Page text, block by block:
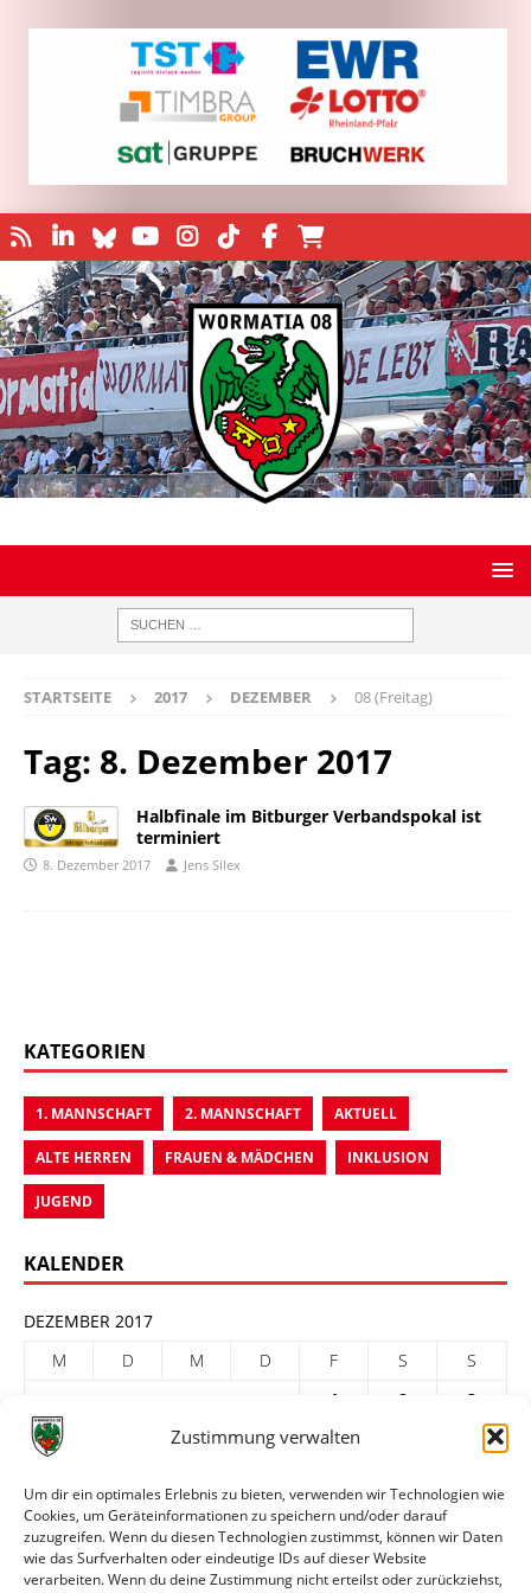
Zustimmung verwalten
Um dir ein optimales Erlebnis zu bieten, verwenden wir Technologien wie
Cookies, um Geräteinformationen zu speichern und/oder darauf
zuzugreifen. Wenn du diesen Technologien zustimmst, können wir Daten
wie das Surfverhalten oder eindeutige IDs auf dieser Website
verarbeiten. Wenn du deine Zustimmung nicht erteilst oder zurückziehst,
STARTSEITE 2017 DEZEMBER 08 (Freitag)
Tag: 8. Dezember 2017
Halbfinale im Bitburger Verbandspokal ist
terminiert
8. Dezember 2017 Jens Silex
KATEGORIEN
1. MANNSCHAFT 2. MANNSCHAFT AKTUELL
ALTE HERREN FRAUEN & MÄDCHEN INKLUSION
JUGEND
KALENDER
DEZEMBER 2017
M
D M D F S
S
1
2
3
4
6 7 8
18
19 20 21 22 23
25
26 27 28 29 30